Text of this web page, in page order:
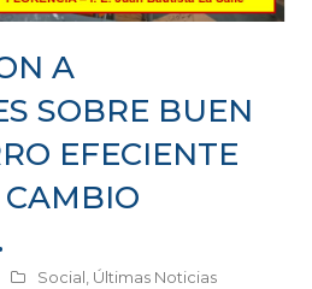
A
SOBRE BUEN
EFECIENTE
Social, Últimas Noticias